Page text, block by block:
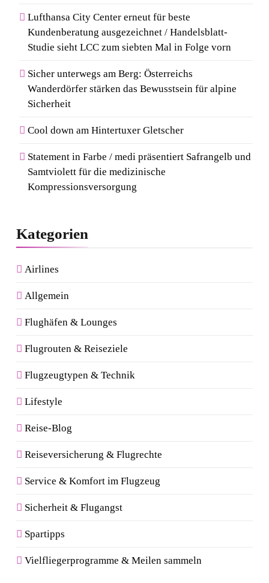
Lufthansa City Center erneut für beste
Kundenberatung ausgezeichnet / Handelsblatt-
Studie sieht LCC zum siebten Mal in Folge vorn
Sicher unterwegs am Berg: Österreichs
Wanderdörfer stärken das Bewusstsein für alpine
Sicherheit
Cool down am Hintertuxer Gletscher
Statement in Farbe / medi präsentiert Safrangelb und
Samtviolett für die medizinische
Kompressionsversorgung
Kategorien
Airlines
Allgemein
Flughäfen & Lounges
Flugrouten & Reiseziele
Flugzeugtypen & Technik
Lifestyle
Reise-Blog
Reiseversicherung & Flugrechte
Service & Komfort im Flugzeug
Sicherheit & Flugangst
Spartipps
Vielfliegerprogramme & Meilen sammeln